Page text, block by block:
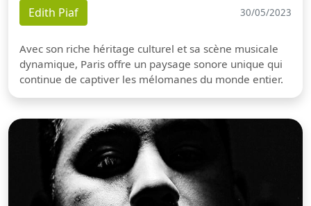
Edith Piaf 30/05/2023
Avec son riche héritage culturel et sa scène musicale
dynamique, Paris offre un paysage sonore unique qui
continue de captiver les mélomanes du monde entier.